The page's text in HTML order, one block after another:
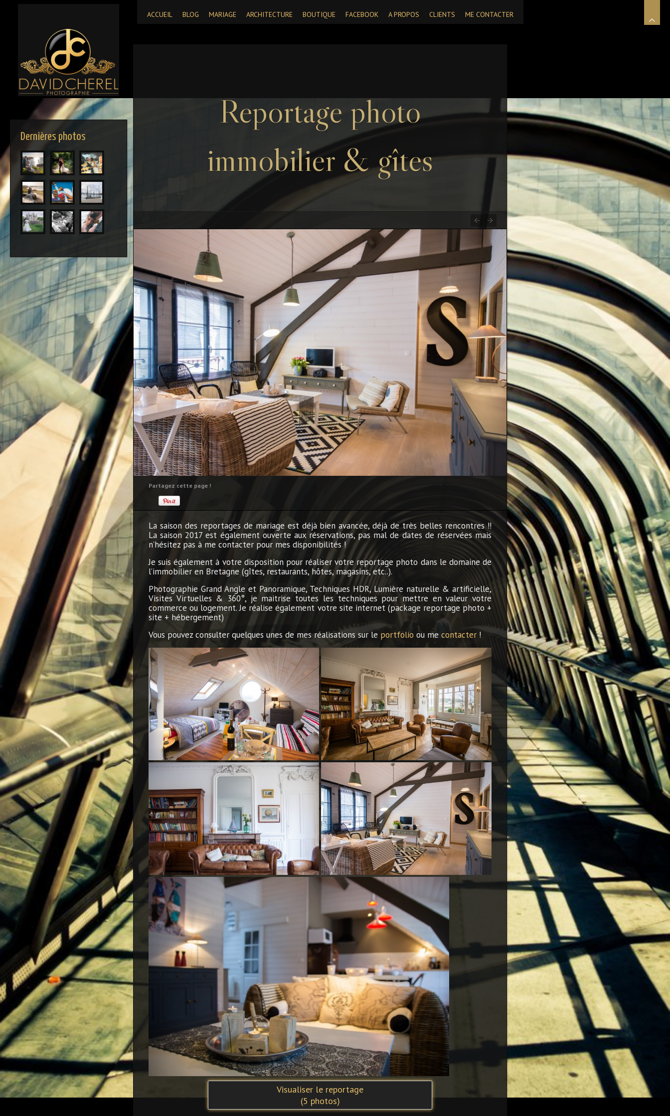
ACCUEIL BLOG MARIAGE ARCHITECTURE BOUTIQUE FACEBOOK A PROPOS CLIENTS ME CONTACTER
Reportage photo
immobilier & gîtes
Partagez cette page !
La saison des reportages de mariage est déjà bien avancée, déjà de très belles rencontres !!
La saison 2017 est également ouverte aux réservations, pas mal de dates de réservées mais
n’hésitez pas à me contacter pour mes disponibilités !
Je suis également à votre disposition pour réaliser votre reportage photo dans le domaine de
l’immobilier en Bretagne (gîtes, restaurants, hôtes, magasins, etc..).
Photographie Grand Angle et Panoramique, Techniques HDR, Lumière naturelle & artificielle,
Visites Virtuelles & 360°, je maitrise toutes les techniques pour mettre en valeur votre
commerce ou logement. Je réalise également votre site internet (package reportage photo +
site + hébergement)
Vous pouvez consulter quelques unes de mes réalisations sur le portfolio ou me contacter !
Visualiser le reportage
(5 photos)
Dernières photos